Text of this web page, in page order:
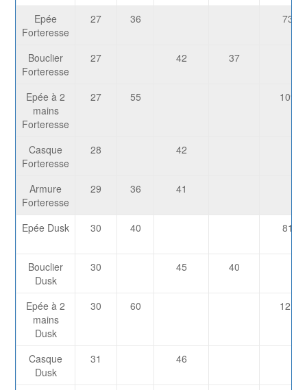
Epée
Forteresse
27 36 730
Bouclier
Forteresse
27 42 37
Epée à 2
mains
Forteresse
27 55 1095
Casque
Forteresse
28 42
Armure
Forteresse
29 36 41
Epée Dusk 30 40 810
Bouclier
Dusk
30 45 40
Epée à 2
mains
Dusk
30 60 1215
Casque
Dusk
31 46